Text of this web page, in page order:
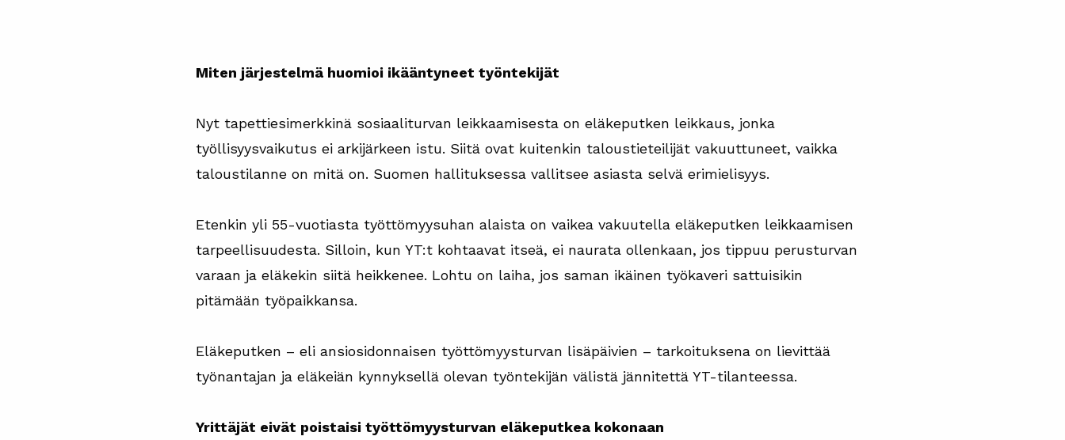
Miten järjestelmä huomioi ikääntyneet työntekijät
Nyt tapettiesimerkkinä sosiaaliturvan leikkaamisesta on eläkeputken leikkaus, jonka
työllisyysvaikutus ei arkijärkeen istu. Siitä ovat kuitenkin taloustieteilijät vakuuttuneet, vaikka
taloustilanne on mitä on. Suomen hallituksessa vallitsee asiasta selvä erimielisyys.
Etenkin yli 55-vuotiasta työttömyysuhan alaista on vaikea vakuutella eläkeputken leikkaamisen
tarpeellisuudesta. Silloin, kun YT:t kohtaavat itseä, ei naurata ollenkaan, jos tippuu perusturvan
varaan ja eläkekin siitä heikkenee. Lohtu on laiha, jos saman ikäinen työkaveri sattuisikin
pitämään työpaikkansa.
Eläkeputken – eli ansiosidonnaisen työttömyysturvan lisäpäivien – tarkoituksena on lievittää
työnantajan ja eläkeiän kynnyksellä olevan työntekijän välistä jännitettä YT-tilanteessa.
Yrittäjät eivät poistaisi työttömyysturvan eläkeputkea kokonaan